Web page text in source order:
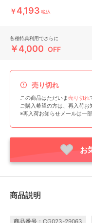
￥4,193 税込
各種特典利用でさらに
￥4,000 OFF
売り切れ
この商品はただいま売り切れ
ご購入希望の方は、再入荷お
※再入荷お知らせメールは一
お
商品説明
商品番号：CG023-29063